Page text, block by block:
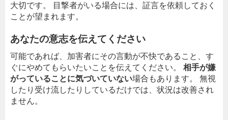
大切です。 目撃者がいる場合には、証言を依頼しておく
ことが望まれます。
あなたの意志を伝えてください
可能であれば、加害者にその言動が不快であること、す
ぐにやめてもらいたいことを伝えてください。 相手が嫌
がっていることに気づいていない場合もあります。 無視
したり受け流したりしているだけでは、状況は改善され
ません。